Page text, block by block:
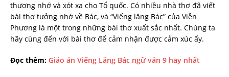
thương nhớ và xót xa cho Tổ quốc. Có nhiều nhà thơ đã viết
bài thơ tưởng nhớ về Bác, và “Viếng lăng Bác” của Viễn
Phương là một trong những bài thơ xuất sắc nhất. Chúng ta
hãy cùng đến với bài thơ để cảm nhận được cảm xúc ấy.
Đọc thêm: Giáo án Viếng Lăng Bác ngữ văn 9 hay nhất